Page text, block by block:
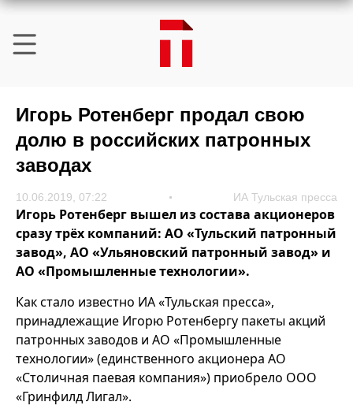
Игорь Ротенберг продал свою
долю в российских патронных
заводах
10.06.2019, 07:22 ИА Тульская пресса
Игорь Ротенберг вышел из состава акционеров
сразу трёх компаний: АО «Тульский патронный
завод», АО «Ульяновский патронный завод» и
АО «Промышленные технологии».
Как стало известно ИА «Тульская пресса»,
принадлежащие Игорю Ротенбергу пакеты акций
патронных заводов и АО «Промышленные
технологии» (единственного акционера АО
«Столичная паевая компания») приобрело ООО
«Гринфилд Лигал».